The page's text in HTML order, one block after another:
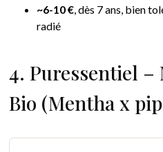
~6-10 €, dès 7 ans, bien
radié
4. Puressentiel –
Bio (Mentha x